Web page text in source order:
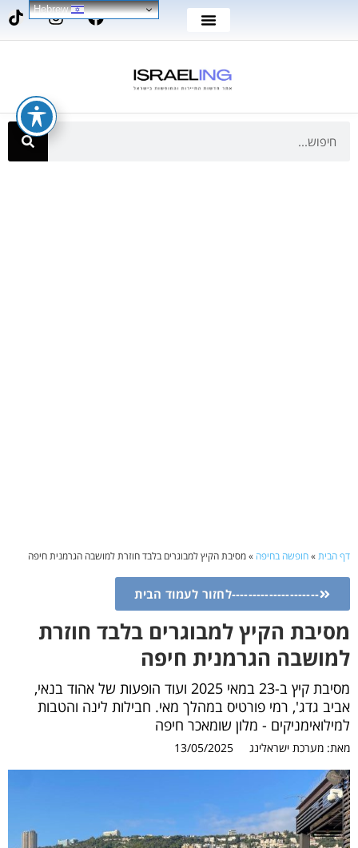
דף הבית»חופשה בחיפה »מסיבת הקיץ למבוגרים בלבד חוזרת למושבה הגרמנית חיפה
---------------------לחזור לעמוד הבית
מסיבת הקיץ למבוגרים בלבד חוזרת
למושבה הגרמנית חיפה
מסיבת קיץ ב-23 במאי 2025 ועוד הופעות של אהוד בנאי,
אביב גדג', רמי פורטיס במהלך מאי. חבילות לינה והטבות
למילואימניקים - מלון שומאכר חיפה
מאת: מערכת ישראלינג 13/05/2025
Hebrew